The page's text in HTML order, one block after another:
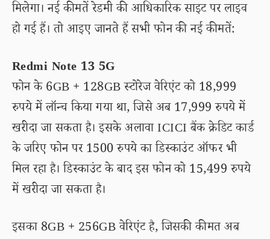
मिलेगा। नई कीमतें रेडमी की आधिकारिक साइट पर लाइव
हो गई हैं। तो आइए जानते हैं सभी फोन की नई कीमतें:
Redmi Note 13 5G
फोन के 6GB + 128GB स्टोरेज वेरिएंट को 18,999
रुपये में लॉन्च किया गया था, जिसे अब 17,999 रुपये में
खरीदा जा सकता है। इसके अलावा ICICI बैंक क्रेडिट कार्ड
के जरिए फोन पर 1500 रुपये का डिस्काउंट ऑफर भी
मिल रहा है। डिस्काउंट के बाद इस फोन को 15,499 रुपये
में खरीदा जा सकता है।
इसका 8GB + 256GB वेरिएंट है, जिसकी कीमत अब